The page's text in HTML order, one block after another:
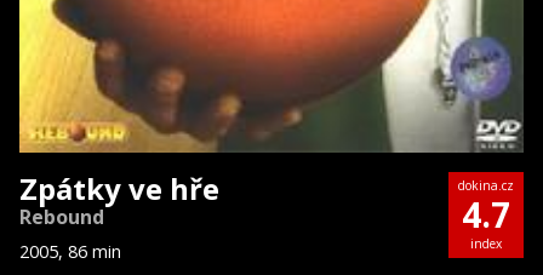
Zpátky ve hře
Rebound
2005, 86 min
dokina.cz
4.7
index